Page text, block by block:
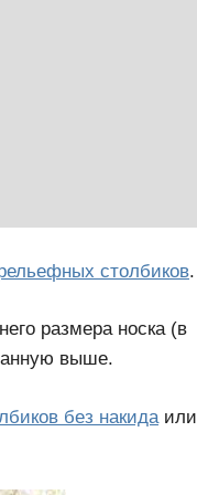
столбиков.
размера носка (в
выше.
без накидаили